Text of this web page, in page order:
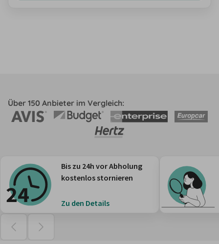
Über 150 Anbieter im Vergleich:
Bis zu 24h vor Abholung
kostenlos stornieren
Zu den Details